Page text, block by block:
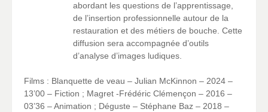
abordant les questions de l’apprentissage,
de l’insertion professionnelle autour de la
restauration et des métiers de bouche. Cette
diffusion sera accompagnée d’outils
d’analyse d’images ludiques.
Films : Blanquette de veau – Julian McKinnon – 2024 –
13’00 – Fiction ; Magret -Frédéric Clémençon – 2016 –
03’36 – Animation ; Déguste – Stéphane Baz – 2018 –